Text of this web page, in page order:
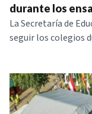
durante los
La Secretaría de
seguir los colegios